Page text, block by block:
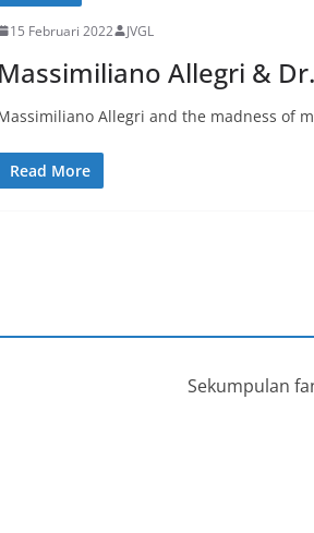
15 Februari 2022 JVGL
Massimiliano Allegri &
Allegri and the madness of
Read More
Sekumpulan